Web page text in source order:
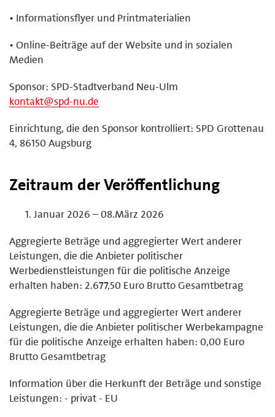
• Informationsflyer und Printmaterialien
• Online-Beiträge auf der Website und in sozialen
Medien
Sponsor: SPD-Stadtverband Neu-Ulm
kontakt@spd-nu.de
Einrichtung, die den Sponsor kontrolliert: SPD Grottenau
4, 86150 Augsburg
Zeitraum der Veröffentlichung
Januar 2026 – 08.März 2026
Aggregierte Beträge und aggregierter Wert anderer
Leistungen, die die Anbieter politischer
Werbedienstleistungen für die politische Anzeige
erhalten haben: 2.677,50 Euro Brutto Gesamtbetrag
Aggregierte Beträge und aggregierter Wert anderer
Leistungen, die die Anbieter politischer Werbekampagne
für die politische Anzeige erhalten haben: 0,00 Euro
Brutto Gesamtbetrag
Information über die Herkunft der Beträge und sonstige
Leistungen: - privat - EU